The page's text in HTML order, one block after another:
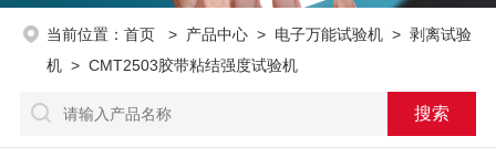
当前位置： 首页 > 产品中心> 电子万能试验机> 剥离试验
机> CMT2503胶带粘结强度试验机